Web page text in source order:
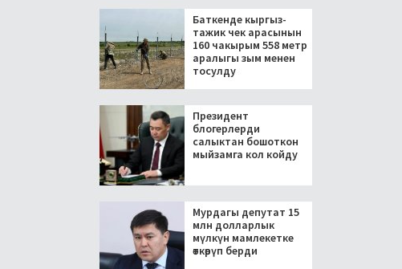
Баткенде кыргыз-
тажик чек арасынын
160 чакырым 558 метр
аралыгы зым менен
тосулду
Президент
блогерлерди
салыктан бошоткон
мыйзамга кол койду
Мурдагы депутат 15
млн долларлык
мүлкүн мамлекетке
өткөрүп берди